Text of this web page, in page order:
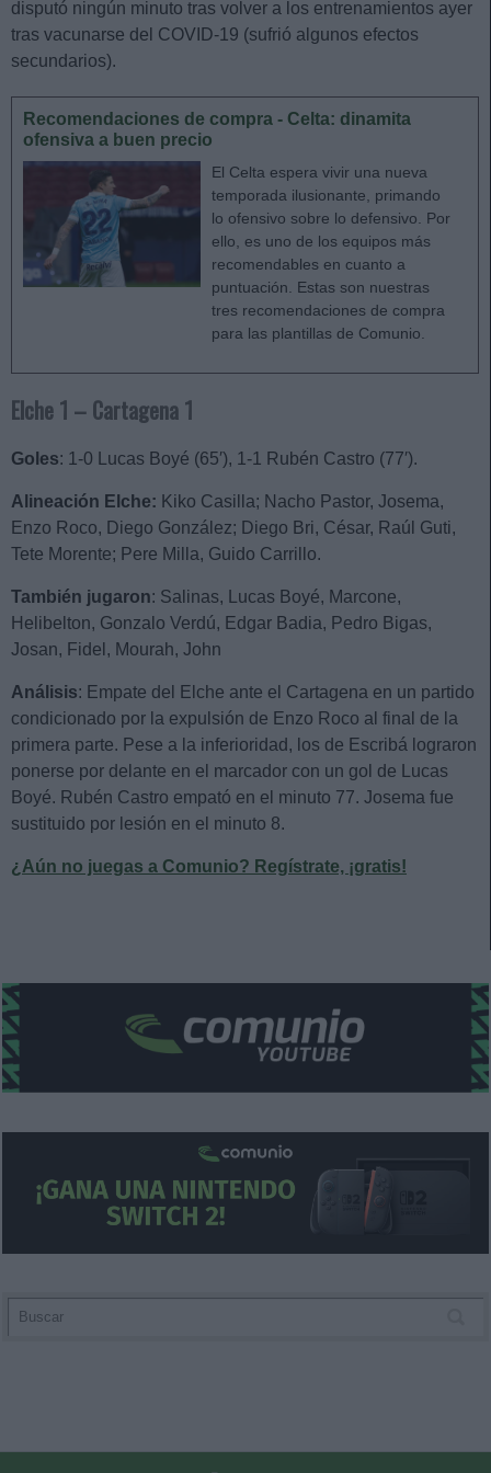
disputó ningún minuto tras volver a los entrenamientos ayer
tras vacunarse del COVID-19 (sufrió algunos efectos
secundarios).
Recomendaciones de compra - Celta: dinamita
ofensiva a buen precio
El Celta espera vivir una nueva
temporada ilusionante, primando
lo ofensivo sobre lo defensivo. Por
ello, es uno de los equipos más
recomendables en cuanto a
puntuación. Estas son nuestras
tres recomendaciones de compra
para las plantillas de Comunio.
Elche 1 – Cartagena 1
Goles: 1-0 Lucas Boyé (65′), 1-1 Rubén Castro (77′).
Alineación Elche: Kiko Casilla; Nacho Pastor, Josema,
Enzo Roco, Diego González; Diego Bri, César, Raúl Guti,
Tete Morente; Pere Milla, Guido Carrillo.
También jugaron: Salinas, Lucas Boyé, Marcone,
Helibelton, Gonzalo Verdú, Edgar Badia, Pedro Bigas,
Josan, Fidel, Mourah, John
Análisis: Empate del Elche ante el Cartagena en un partido
condicionado por la expulsión de Enzo Roco al final de la
primera parte. Pese a la inferioridad, los de Escribá lograron
ponerse por delante en el marcador con un gol de Lucas
Boyé. Rubén Castro empató en el minuto 77. Josema fue
sustituido por lesión en el minuto 8.
¿Aún no juegas a Comunio? Regístrate, ¡gratis!